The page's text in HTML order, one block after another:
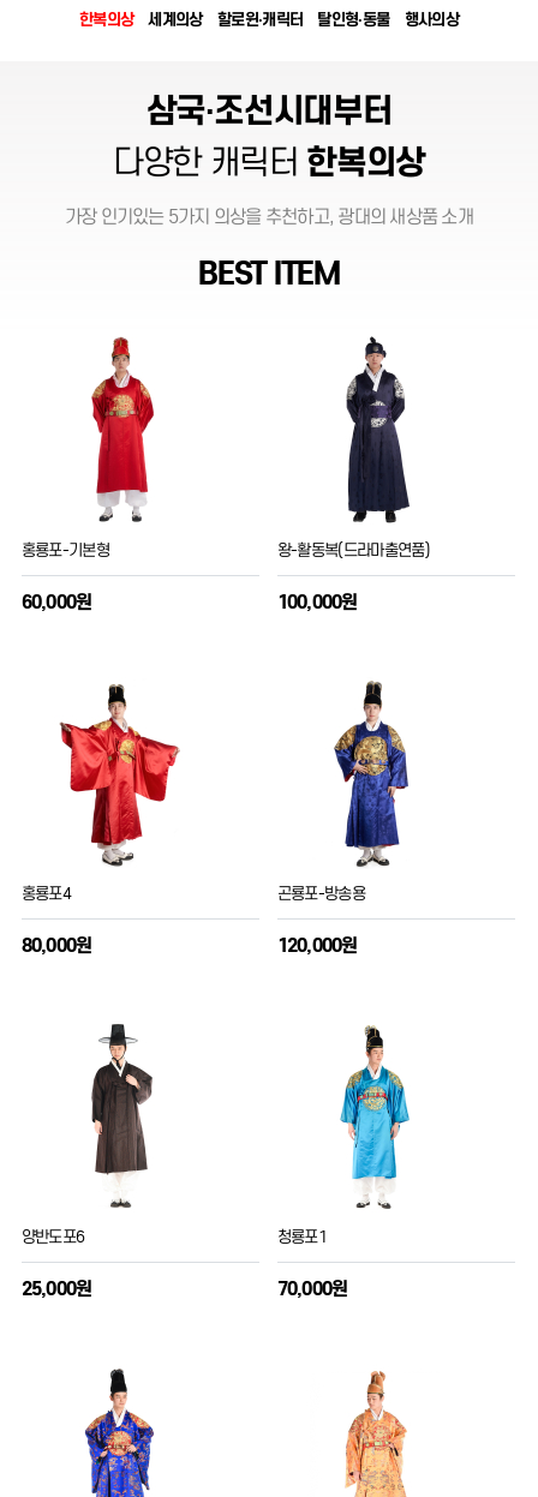
한복의상 세계의상 할로윈·캐릭터 탈인형·동물 행사의상
삼국·조선시대부터
다양한 캐릭터 한복의상
가장 인기있는 5가지 의상을 추천하고, 광대의 새상품 소개
BEST ITEM
홍룡포-기본형
60,000원
왕-활동복(드라마출연품)
100,000원
홍룡포4
80,000원
곤룡포-방송용
120,000원
양반도포6
25,000원
청룡포1
70,000원